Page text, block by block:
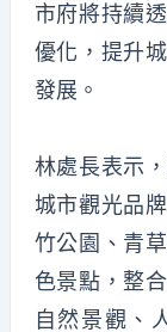
市府將持續
優化，提升
發展。
林處長表示
城市觀光品
竹公園、青
色景點，整
自然景觀、